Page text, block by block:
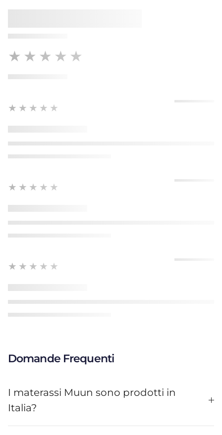
★★★★★
★★★★★
★★★★★
★★★★★
Domande Frequenti
I materassi Muun sono prodotti in
Italia?